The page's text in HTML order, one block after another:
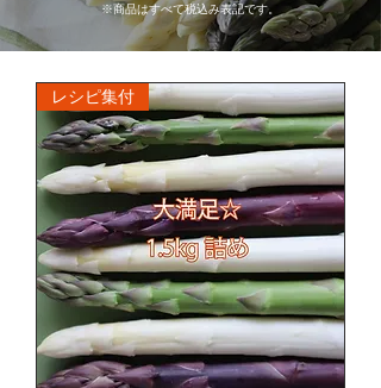
​※商品はすべて税込み表記です。
レシピ集付